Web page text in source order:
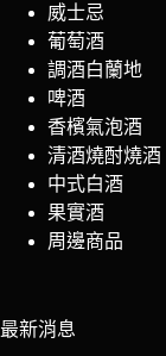
威士忌
葡萄酒
調酒白蘭地
啤酒
香檳氣泡酒
清酒燒酎燒酒
中式白酒
果實酒
周邊商品
最新消息